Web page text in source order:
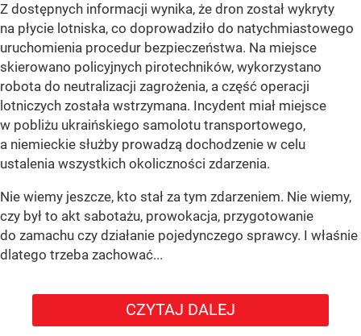
Z dostępnych informacji wynika, że dron został wykryty
na płycie lotniska, co doprowadziło do natychmiastowego
uruchomienia procedur bezpieczeństwa. Na miejsce
skierowano policyjnych pirotechników, wykorzystano
robota do neutralizacji zagrożenia, a część operacji
lotniczych została wstrzymana. Incydent miał miejsce
w pobliżu ukraińskiego samolotu transportowego,
a niemieckie służby prowadzą dochodzenie w celu
ustalenia wszystkich okoliczności zdarzenia.
Nie wiemy jeszcze, kto stał za tym zdarzeniem. Nie wiemy,
czy był to akt sabotażu, prowokacja, przygotowanie
do zamachu czy działanie pojedynczego sprawcy. I właśnie
dlatego trzeba zachować...
CZYTAJ DALEJ